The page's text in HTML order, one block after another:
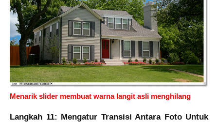
Menarik slider membuat warna langit asli menghilang
Langkah 11: Mengatur Transisi Antara Foto Untuk